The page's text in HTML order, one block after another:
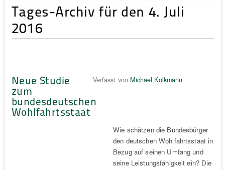
Tages-Archiv für den 4. Juli
2016
Neue Studie
zum
bundesdeutschen
Wohlfahrtsstaat
Verfasst von Michael Kolkmann
Wie schätzen die Bundesbürger
den deutschen Wohlfahrtsstaat in
Bezug auf seinen Umfang und
seine Leistungsfähigkeit ein? Die